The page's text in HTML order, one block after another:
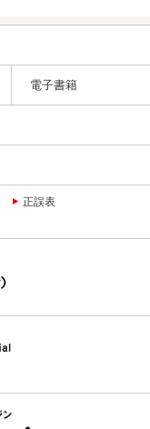
電子書籍
正誤表